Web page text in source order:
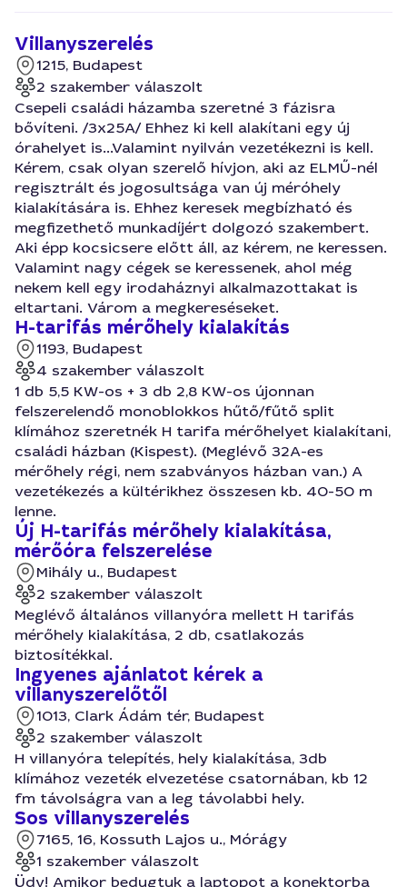
Villanyszerelés
1215, Budapest
2 szakember válaszolt
Csepeli családi házamba szeretné 3 fázisra
bővíteni. /3x25A/ Ehhez ki kell alakítani egy új
órahelyet is...Valamint nyilván vezetékezni is kell.
Kérem, csak olyan szerelő hívjon, aki az ELMŰ-nél
regisztrált és jogosultsága van új méróhely
kialakítására is. Ehhez keresek megbízható és
megfizethető munkadíjért dolgozó szakembert.
Aki épp kocsicsere előtt áll, az kérem, ne keressen.
Valamint nagy cégek se keressenek, ahol még
nekem kell egy irodaháznyi alkalmazottakat is
eltartani. Várom a megkereséseket.
H-tarifás mérőhely kialakítás
1193, Budapest
4 szakember válaszolt
1 db 5,5 KW-os + 3 db 2,8 KW-os újonnan
felszerelendő monoblokkos hűtő/fűtő split
klímához szeretnék H tarifa mérőhelyet kialakítani,
családi házban (Kispest). (Meglévő 32A-es
mérőhely régi, nem szabványos házban van.) A
vezetékezés a kültérikhez összesen kb. 40-50 m
lenne.
Új H-tarifás mérőhely kialakítása,
mérőóra felszerelése
Mihály u., Budapest
2 szakember válaszolt
Meglévő általános villanyóra mellett H tarifás
mérőhely kialakítása, 2 db, csatlakozás
biztosítékkal.
Ingyenes ajánlatot kérek a
villanyszerelőtől
1013, Clark Ádám tér, Budapest
2 szakember válaszolt
H villanyóra telepítés, hely kialakítása, 3db
klímához vezeték elvezetése csatornában, kb 12
fm távolságra van a leg távolabbi hely.
Sos villanyszerelés
7165, 16, Kossuth Lajos u., Mórágy
1 szakember válaszolt
Üdv! Amikor bedugtuk a laptopot a konektorba